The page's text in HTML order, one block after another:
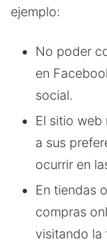
ejemplo:
No poder
en
social.
El sitio
a sus
ocurrir en
En tiendas
compras
visitando la